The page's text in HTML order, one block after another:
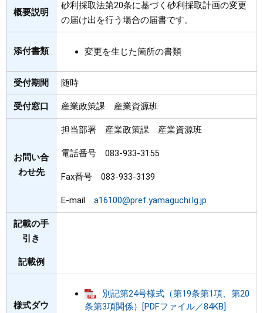
概要説明
砂利採取法第20条に基づく砂利採取計画の変更
の届け出を行う場合の届書です。
添付書類 変更を生じた箇所の書類
受付期間 随時
受付窓口 産業政策課 産業資源班
お問い合
わせ先
担当部署 産業政策課 産業資源班
電話番号 083-933-3155
Fax番号 083-933-3139
E-mail a16100@pref.yamaguchi.lg.jp
記載の手
引き
記載例
様式ダウ
別記第24号様式（第19条第1項、第20
条第3項関係）[PDFファイル／84KB]